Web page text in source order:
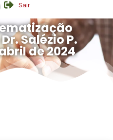
Sair
Salézio P.
de 2024